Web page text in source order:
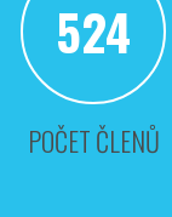
524
POČET ČLENŮ